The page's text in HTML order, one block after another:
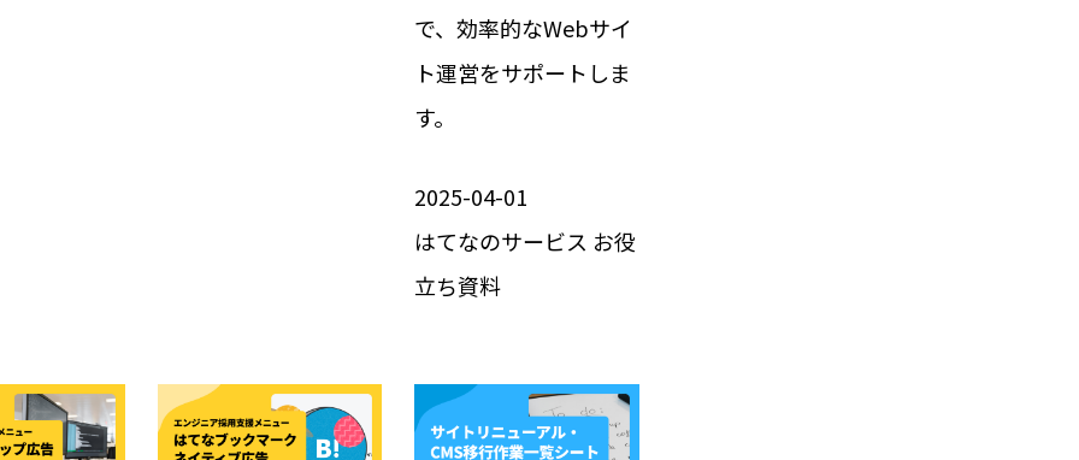
で、効率的なWebサイ
ト運営をサポートしま
す。
2025-04-01
はてなのサービス お役
立ち資料